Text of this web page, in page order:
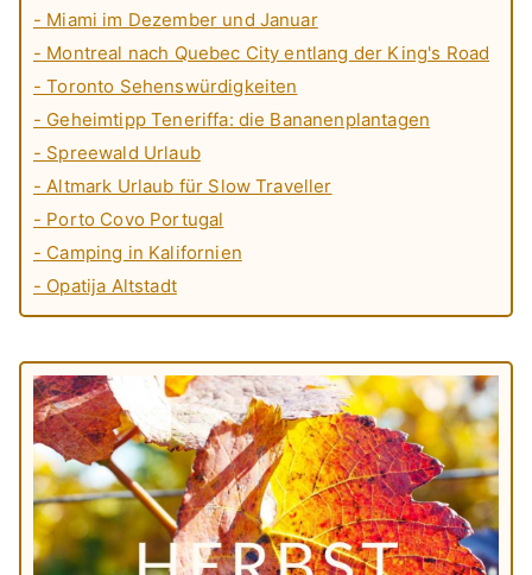
- Miami im Dezember und Januar
- Montreal nach Quebec City entlang der King's Road
- Toronto Sehenswürdigkeiten
- Geheimtipp Teneriffa: die Bananenplantagen
- Spreewald Urlaub
- Altmark Urlaub für Slow Traveller
- Porto Covo Portugal
- Camping in Kalifornien
- Opatija Altstadt